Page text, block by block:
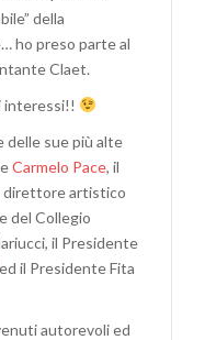
della
ho preso parte al
Claet.
interessi!!
delle sue più alte
Carmelo Pace, il
direttore artistico
del Collegio
il Presidente
ed il Presidente Fita
autorevoli ed